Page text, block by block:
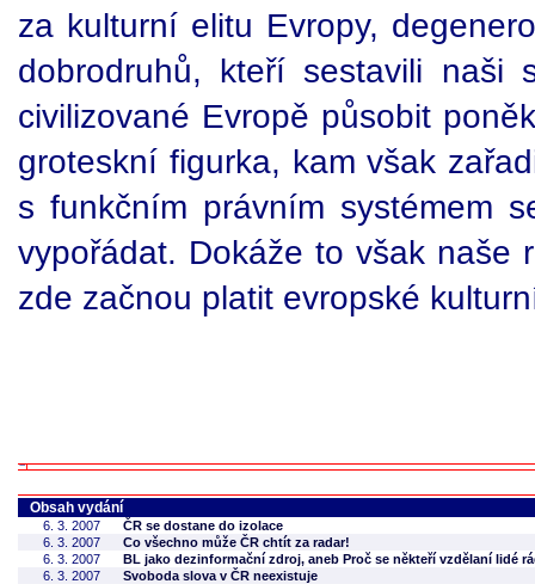
za kulturní elitu Evropy,
dobrodruhů, kteří sestavili naši
civilizované Evropě působit
groteskní figurka, kam však
s funkčním právním systémem
vypořádat. Dokáže to však naše
zde začnou platit evropské
Obsah vydání
6. 3. 2007
ČR se dostane do izolace
6. 3. 2007
Co všechno může ČR chtít za radar!
6. 3. 2007
BL jako dezinformační zdroj, aneb Proč se někteří vzdělaní lidé
6. 3. 2007
Svoboda slova v ČR neexistuje